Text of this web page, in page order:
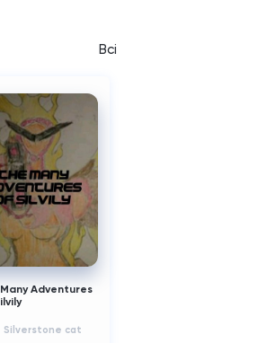
Всі
Adventures
Silverstone cat